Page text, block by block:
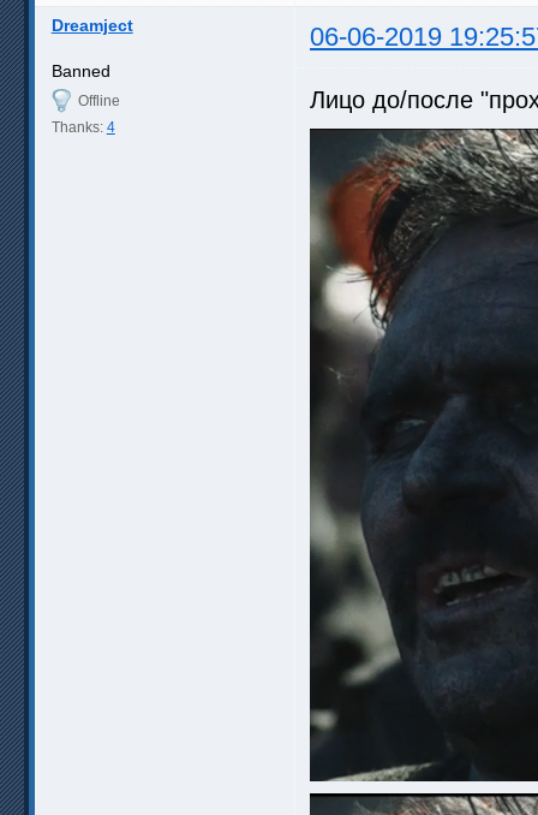
Dreamject 06-06-2019
Banned
Offline
Thanks: 4
Лицо до/после